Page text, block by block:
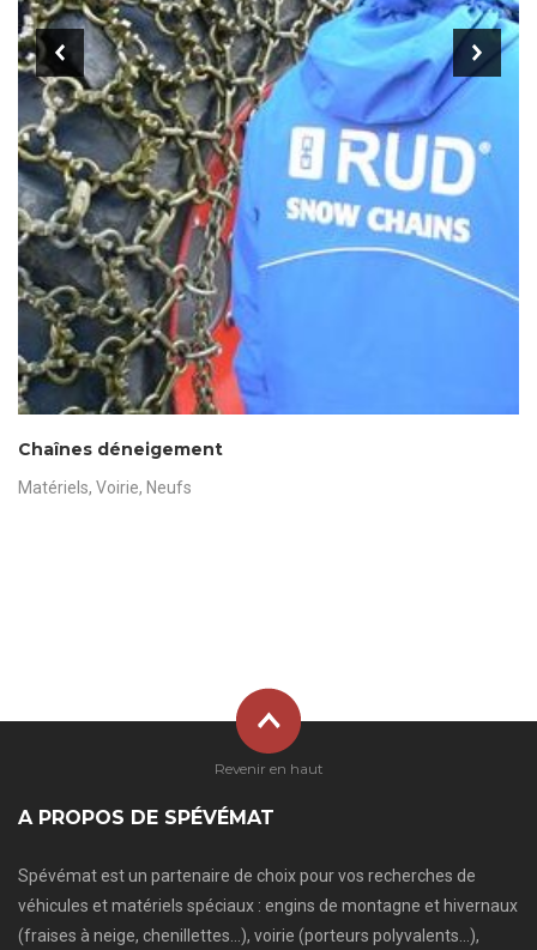
Chaînes déneigement
Matériels, Voirie, Neufs
prev next
A PROPOS DE SPÉVÉMAT
Spévémat est un partenaire de choix pour vos recherches de
véhicules et matériels spéciaux : engins de montagne et hivernaux
(fraises à neige, chenillettes…), voirie (porteurs polyvalents…),
Revenir en haut